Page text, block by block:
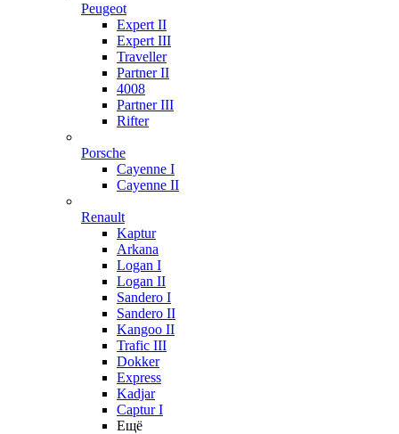
Peugeot
Expert II
Expert III
Traveller
Partner II
4008
Partner III
Rifter
Porsche
Cayenne I
Cayenne II
Renault
Kaptur
Arkana
Logan I
Logan II
Sandero I
Sandero II
Kangoo II
Trafic III
Dokker
Express
Kadjar
Captur I
Ещё